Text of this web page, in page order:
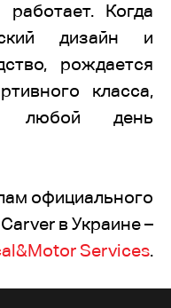
Когда
дизайн и
рождается
класса,
любой день
официального
в Украине –
Services.